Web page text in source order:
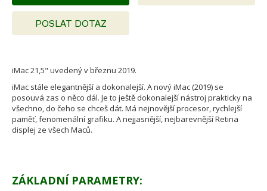
POSLAT DOTAZ
iMac 21,5" uvedený v březnu 2019.
iMac stále elegantnější a dokonalejší. A nový iMac (2019) se
posouvá zas o něco dál. Je to ještě dokonalejší nástroj prakticky na
všechno, do čeho se chceš dát. Má nejnovější procesor, rychlejší
paměť, fenomenální grafiku. A nejjasnější, nejbarevnější Retina
displej ze všech Maců.
ZÁKLADNÍ PARAMETRY: